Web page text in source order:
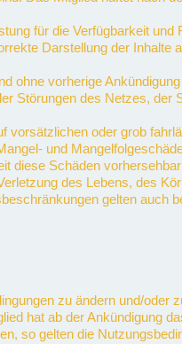
für die Verfügbarkeit
Darstellung der Inhalte
ohne vorherige
Störungen des Netzes, der
vorsätzlichen oder grob
und
diese Schäden
des Lebens, des
gelten auch
zu ändern und/
hat ab der Ankündigung
so gelten die